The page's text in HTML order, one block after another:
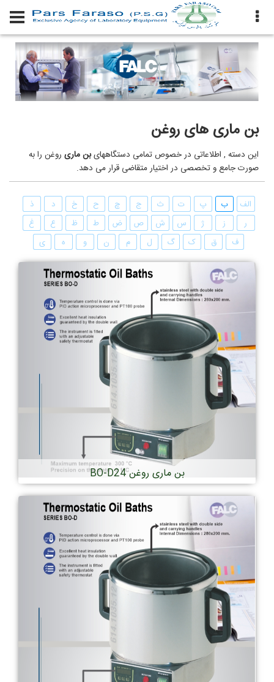
بن ماری های روغن
این دسته , اطلاعاتی در خصوص تمامی دستگاههایبن ماری روغن را به
صورت جامع و تخصصی در اختیار متقاضی قرار می دهد.
الف ب پ ت ث ج چ ح خ د
ذ
ر
ز ژ س ش ص ض ط ظ ع
غ
ف
ق ک گ ل م ن و ه ی
بن ماری روغن BO-D24